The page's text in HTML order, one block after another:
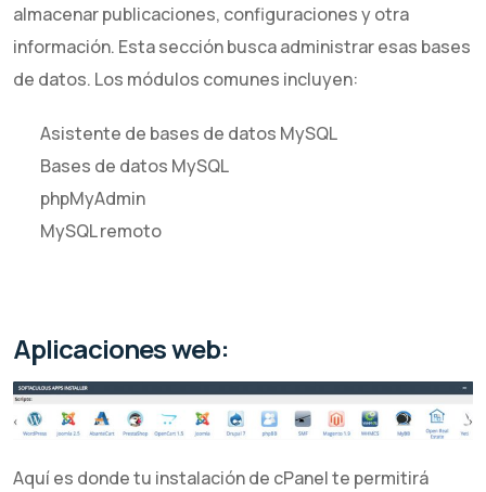
almacenar publicaciones, configuraciones y otra
información. Esta sección busca administrar esas bases
de datos. Los módulos comunes incluyen:
Asistente de bases de datos MySQL
Bases de datos MySQL
phpMyAdmin
MySQL remoto
Aplicaciones web:
Aquí es donde tu instalación de cPanel te permitirá